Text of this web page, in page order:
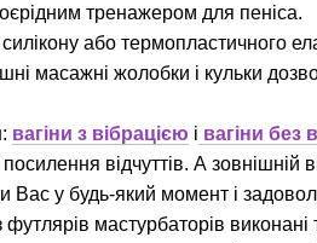
тренажером для пеніса.
або термопластичного
масажні жолобки і кульки
: вагіни з вібрацією і вагіни без
відчуттів. А зовнішній
Вас у будь-який момент і
мастурбаторів